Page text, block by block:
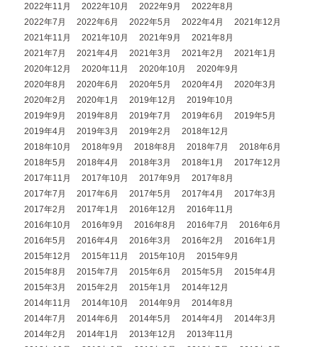
2022年11月
2022年10月 2022年9月
2022年8月
2022年7月
2022年6月 2022年5月 2022年4月
2021年12月
2021年11月
2021年10月 2021年9月
2021年8月
2021年7月
2021年4月 2021年3月 2021年2月
2021年1月
2020年12月
2020年11月 2020年10月
2020年9月
2020年8月
2020年6月 2020年5月 2020年4月
2020年3月
2020年2月
2020年1月 2019年12月
2019年10月
2019年9月
2019年8月 2019年7月 2019年6月
2019年5月
2019年4月
2019年3月 2019年2月
2018年12月
2018年10月
2018年9月 2018年8月 2018年7月
2018年6月
2018年5月
2018年4月 2018年3月 2018年1月
2017年12月
2017年11月
2017年10月 2017年9月
2017年8月
2017年7月
2017年6月 2017年5月 2017年4月
2017年3月
2017年2月
2017年1月 2016年12月
2016年11月
2016年10月
2016年9月 2016年8月 2016年7月
2016年6月
2016年5月
2016年4月 2016年3月 2016年2月
2016年1月
2015年12月
2015年11月 2015年10月
2015年9月
2015年8月
2015年7月 2015年6月 2015年5月
2015年4月
2015年3月
2015年2月 2015年1月
2014年12月
2014年11月
2014年10月 2014年9月
2014年8月
2014年7月
2014年6月 2014年5月 2014年4月
2014年3月
2014年2月
2014年1月 2013年12月
2013年11月